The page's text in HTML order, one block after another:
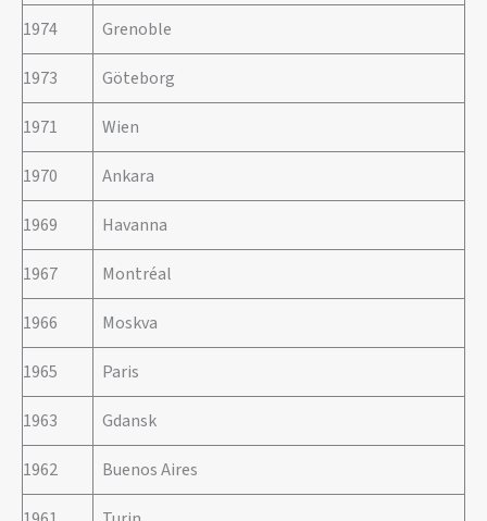
1974 Grenoble
1973 Göteborg
1971 Wien
1970 Ankara
1969 Havanna
1967 Montréal
1966 Moskva
1965 Paris
1963 Gdansk
1962 Buenos Aires